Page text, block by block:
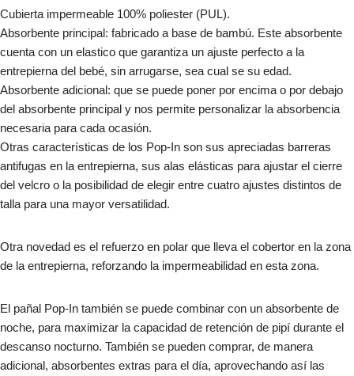
Cubierta impermeable 100% poliester (PUL).
Absorbente principal: fabricado a base de bambú. Este absorbente
cuenta con un elastico que garantiza un ajuste perfecto a la
entrepierna del bebé, sin arrugarse, sea cual se su edad.
Absorbente adicional: que se puede poner por encima o por debajo
del absorbente principal y nos permite personalizar la absorbencia
necesaria para cada ocasión.
Otras características de los Pop-In son sus apreciadas barreras
antifugas en la entrepierna, sus alas elásticas para ajustar el cierre
del velcro o la posibilidad de elegir entre cuatro ajustes distintos de
talla para una mayor versatilidad.
Otra novedad es el refuerzo en polar que lleva el cobertor en la zona
de la entrepierna, reforzando la impermeabilidad en esta zona.
El pañal Pop-In también se puede combinar con un absorbente de
noche, para maximizar la capacidad de retención de pipí durante el
descanso nocturno. También se pueden comprar, de manera
adicional, absorbentes extras para el día, aprovechando así las